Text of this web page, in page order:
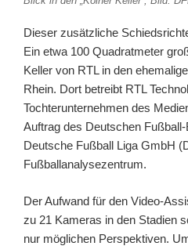
Dieser zusätzliche
Ein etwa 100 Quadratmeter
Keller von RTL in den
Rhein. Dort betreibt RTL
Tochterunternehmen des
Auftrag des Deutschen
Deutsche Fußball Liga GmbH
Fußballanalysezentrum.
Der Aufwand für den Video-
zu 21 Kameras in den Stadien
nur möglichen Perspektiven.